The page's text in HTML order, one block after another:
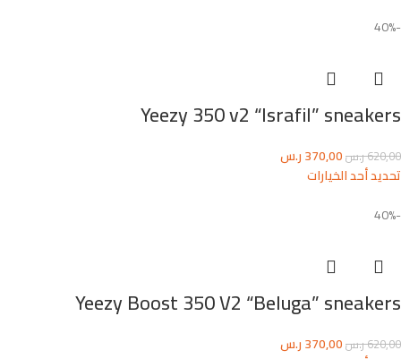
-40%
Yeezy 350 v2 “Israfil” sneakers
620,00ر.س370,00ر.س
تحديد أحد الخيارات
-40%
Yeezy Boost 350 V2 “Beluga” sneakers
620,00ر.س370,00ر.س